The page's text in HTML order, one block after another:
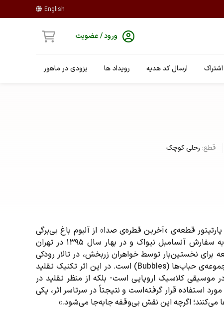
English
ورود / عضویت
ارسال کد هدیه رویداد ها بزودی در ماهور
قطع: رحلی کوچک
قطعه‌ی «آخرین قطره‌ی صدا» از آلبوم باغ بی‌برگی
(موسسه‌ی فرهنگی-هنری ماهور، تابستان 1396) است.این اثر به سفارش آنسامبل نیواک و در بهار سال ۱۳۹۵ در تهران
نخستین‌بار توسط خواهران زربخش، در تالار رودکی
تهران اجرا شده است. آخرین قطره‌ی صدا، نخستین قطعه از مجموعه‌ی حباب‌ها‌ (Bubbles) است. در این اثر تکنیک تقلید
موسیقی کلاسیک اروپایی است- بلکه از منظر تقلید در
استفاده قرار گرفته‌است و نتیجتاً در سرتاسر اثر، یکی
می‌کنند؛ اگرچه این نقش بی‌وقفه جابه‌جا می‌شود.»